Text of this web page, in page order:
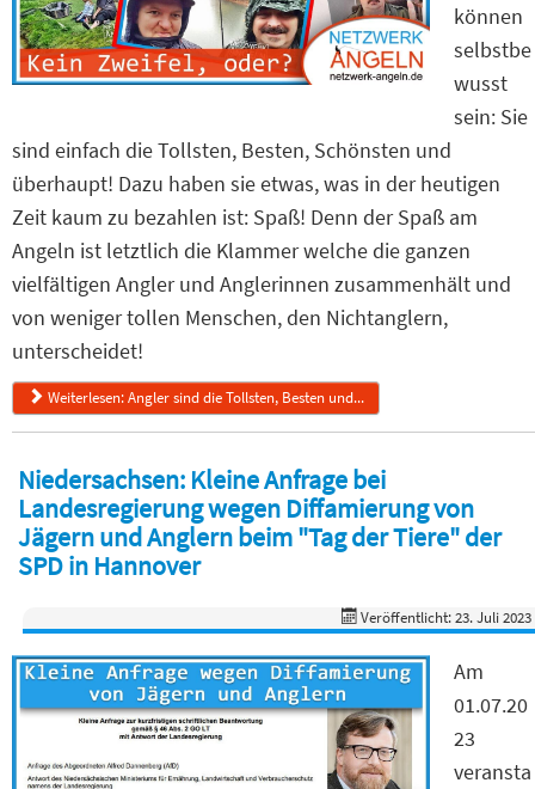
können
selbstbe
wusst
sein: Sie
sind einfach die Tollsten, Besten, Schönsten und
überhaupt! Dazu haben sie etwas, was in der heutigen
Zeit kaum zu bezahlen ist: Spaß! Denn der Spaß am
Angeln ist letztlich die Klammer welche die ganzen
vielfältigen Angler und Anglerinnen zusammenhält und
von weniger tollen Menschen, den Nichtanglern,
unterscheidet!
Weiterlesen: Angler sind die Tollsten, Besten und...
Niedersachsen: Kleine Anfrage bei
Landesregierung wegen Diffamierung von
Jägern und Anglern beim "Tag der Tiere" der
SPD in Hannover
Veröffentlicht: 23. Juli 2023
Am
01.07.20
23
veransta